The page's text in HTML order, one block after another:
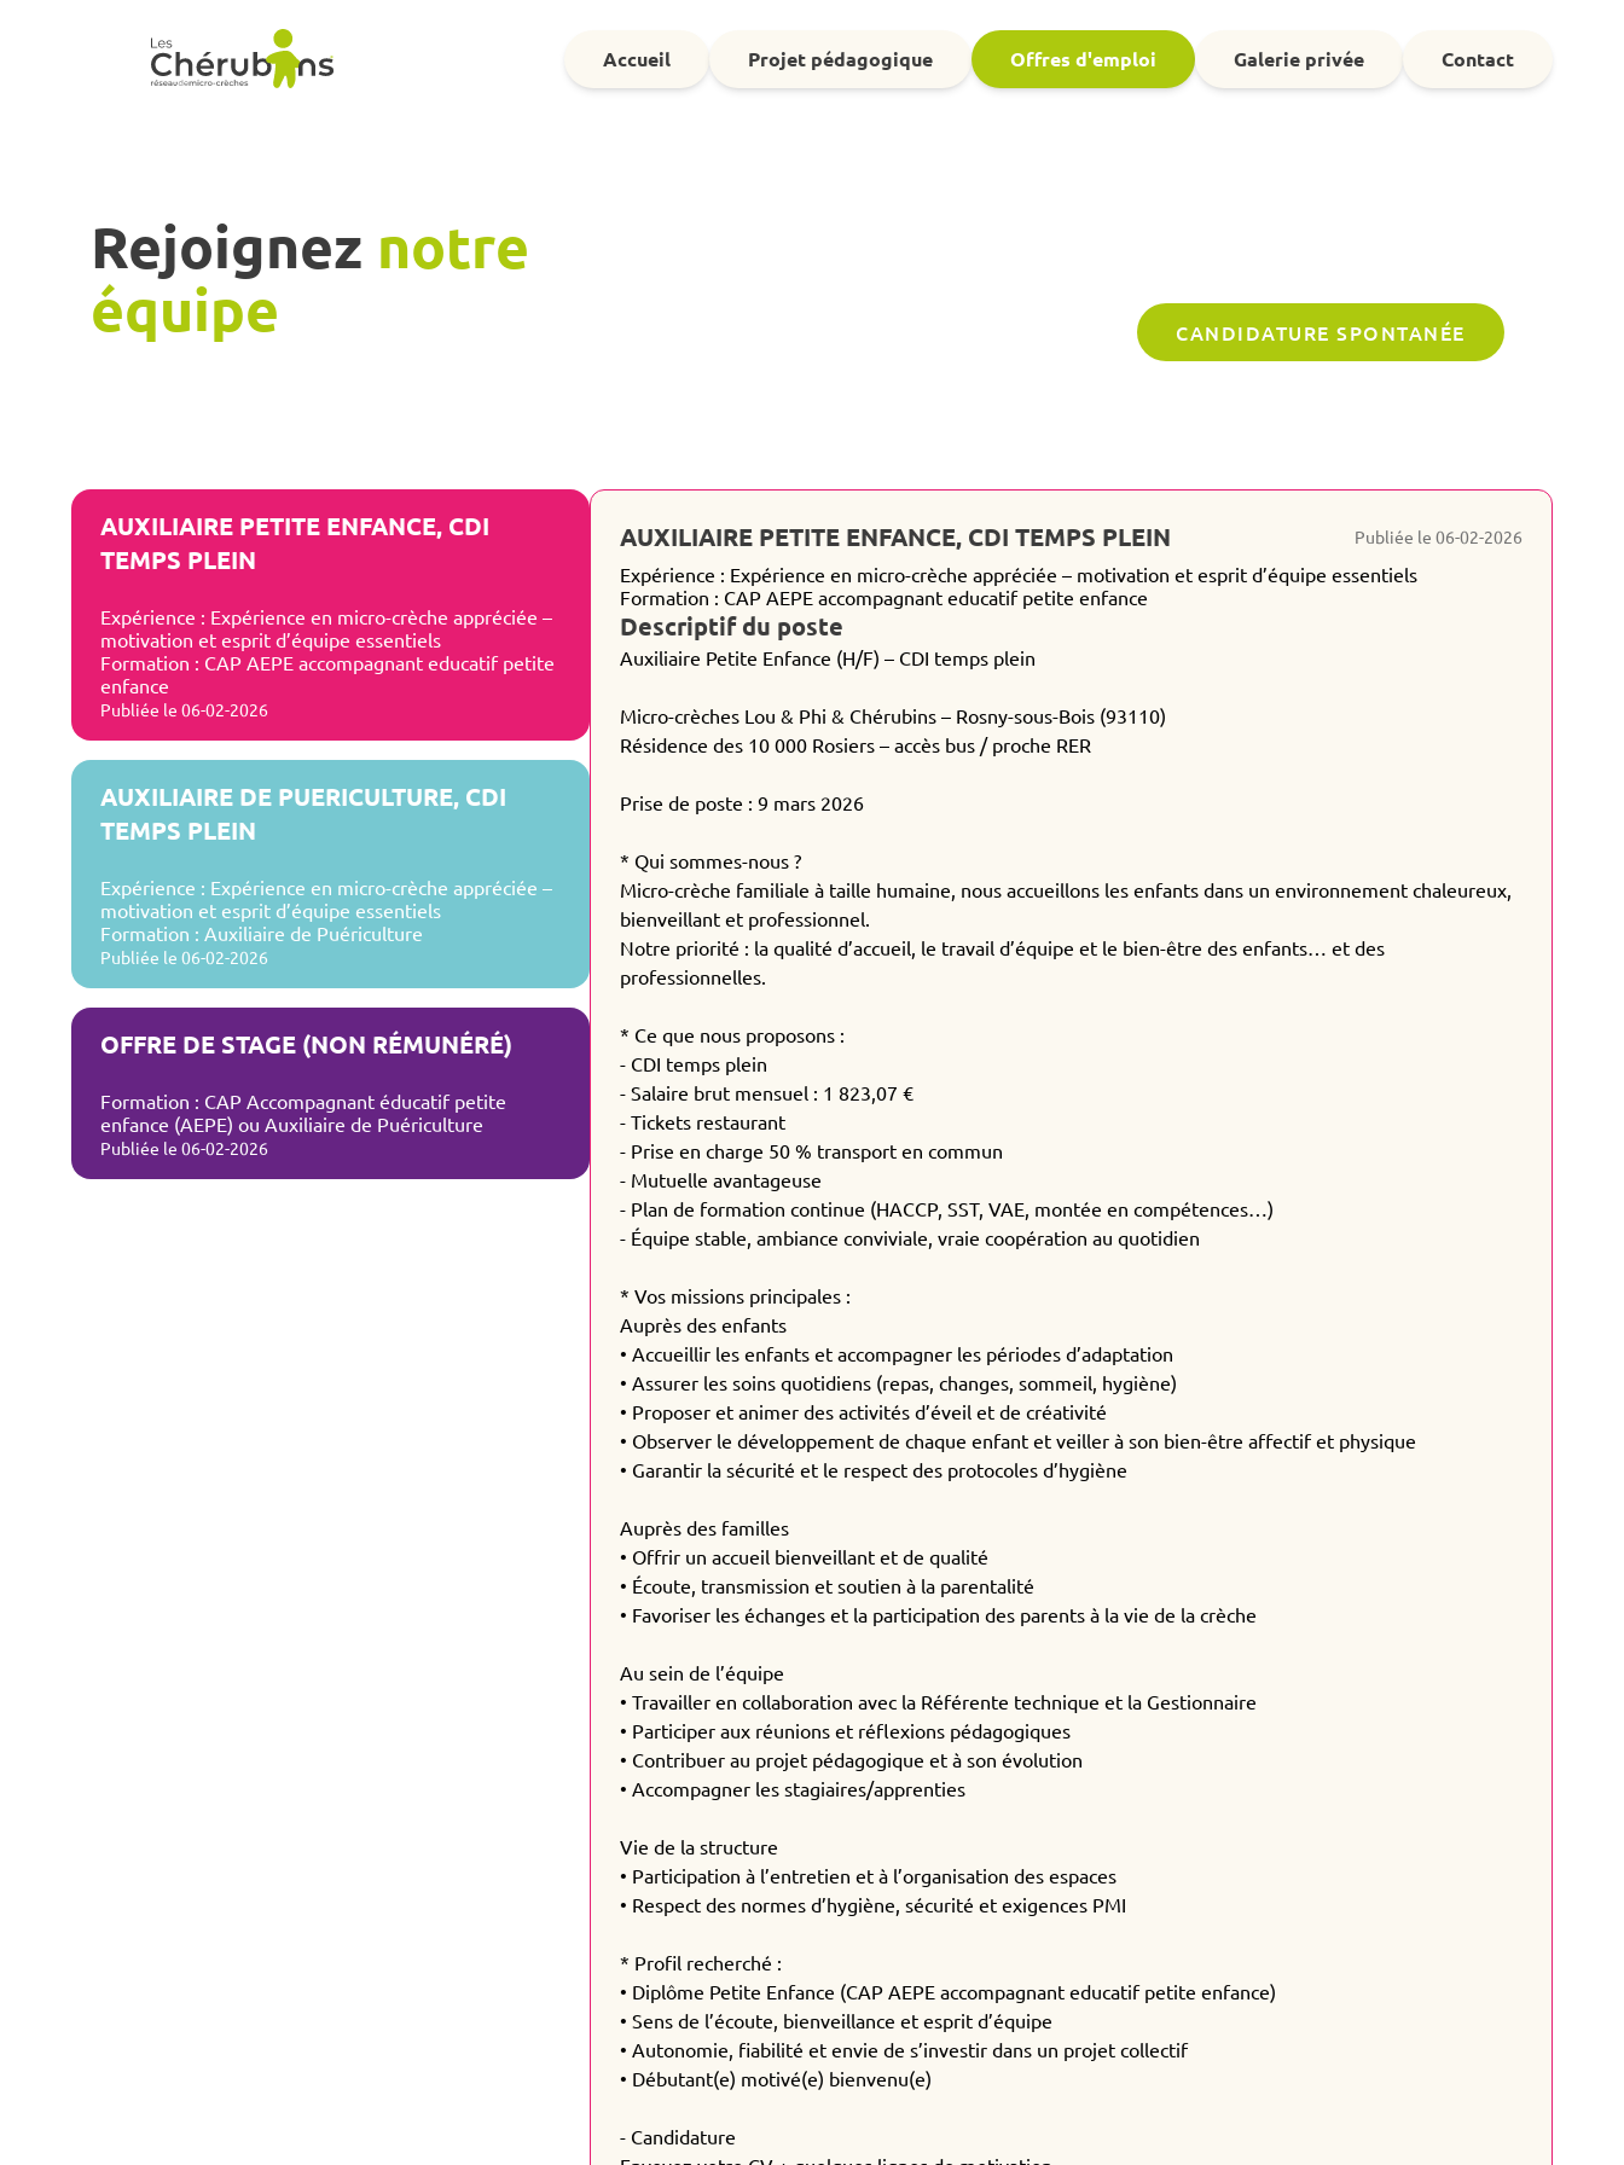
Accueil Projet pédagogique Offres d'emploi Galerie privée Contact
Rejoignez notre
équipe
CANDIDATURE SPONTANÉE
AUXILIAIRE PETITE ENFANCE, CDI
TEMPS PLEIN
Expérience : Expérience en micro-crèche appréciée –
motivation et esprit d’équipe essentiels
Formation : CAP AEPE accompagnant educatif petite
enfance
Publiée le 06-02-2026
AUXILIAIRE DE PUERICULTURE, CDI
TEMPS PLEIN
Expérience : Expérience en micro-crèche appréciée –
motivation et esprit d’équipe essentiels
Formation : Auxiliaire de Puériculture
Publiée le 06-02-2026
OFFRE DE STAGE (NON RÉMUNÉRÉ)
Formation : CAP Accompagnant éducatif petite
enfance (AEPE) ou Auxiliaire de Puériculture
Publiée le 06-02-2026
AUXILIAIRE PETITE ENFANCE, CDI TEMPS PLEIN Publiée le 06-02-2026
Expérience : Expérience en micro-crèche appréciée – motivation et esprit d’équipe essentiels
Formation : CAP AEPE accompagnant educatif petite enfance
Descriptif du poste
Auxiliaire Petite Enfance (H/F) – CDI temps plein
Micro-crèches Lou & Phi & Chérubins – Rosny-sous-Bois (93110)
Résidence des 10 000 Rosiers – accès bus / proche RER
Prise de poste : 9 mars 2026
* Qui sommes-nous ?
Micro-crèche familiale à taille humaine, nous accueillons les enfants dans un environnement chaleureux,
bienveillant et professionnel.
Notre priorité : la qualité d’accueil, le travail d’équipe et le bien-être des enfants… et des
professionnelles.
* Ce que nous proposons :
- CDI temps plein
- Salaire brut mensuel : 1 823,07 €
- Tickets restaurant
- Prise en charge 50 % transport en commun
- Mutuelle avantageuse
- Plan de formation continue (HACCP, SST, VAE, montée en compétences…)
- Équipe stable, ambiance conviviale, vraie coopération au quotidien
* Vos missions principales :
Auprès des enfants
• Accueillir les enfants et accompagner les périodes d’adaptation
• Assurer les soins quotidiens (repas, changes, sommeil, hygiène)
• Proposer et animer des activités d’éveil et de créativité
• Observer le développement de chaque enfant et veiller à son bien-être affectif et physique
• Garantir la sécurité et le respect des protocoles d’hygiène
Auprès des familles
• Offrir un accueil bienveillant et de qualité
• Écoute, transmission et soutien à la parentalité
• Favoriser les échanges et la participation des parents à la vie de la crèche
Au sein de l’équipe
• Travailler en collaboration avec la Référente technique et la Gestionnaire
• Participer aux réunions et réflexions pédagogiques
• Contribuer au projet pédagogique et à son évolution
• Accompagner les stagiaires/apprenties
Vie de la structure
• Participation à l’entretien et à l’organisation des espaces
• Respect des normes d’hygiène, sécurité et exigences PMI
* Profil recherché :
• Diplôme Petite Enfance (CAP AEPE accompagnant educatif petite enfance)
• Sens de l’écoute, bienveillance et esprit d’équipe
• Autonomie, fiabilité et envie de s’investir dans un projet collectif
• Débutant(e) motivé(e) bienvenu(e)
- Candidature